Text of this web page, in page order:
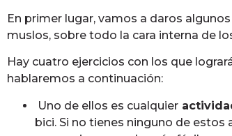
En primer lugar, vamos a daros algunos
muslos, sobre todo la cara interna de
Hay cuatro ejercicios con los que
hablaremos a continuación:
Uno de ellos es cualquier
bici. Si no tienes ninguno de